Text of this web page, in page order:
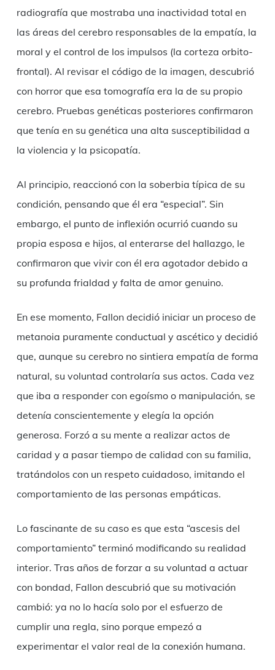
radiografía que mostraba una inactividad total en
las áreas del cerebro responsables de la empatía, la
moral y el control de los impulsos (la corteza orbito-
frontal). Al revisar el código de la imagen, descubrió
con horror que esa tomografía era la de su propio
cerebro. Pruebas genéticas posteriores confirmaron
que tenía en su genética una alta susceptibilidad a
la violencia y la psicopatía.
Al principio, reaccionó con la soberbia típica de su
condición, pensando que él era “especial”. Sin
embargo, el punto de inflexión ocurrió cuando su
propia esposa e hijos, al enterarse del hallazgo, le
confirmaron que vivir con él era agotador debido a
su profunda frialdad y falta de amor genuino.
En ese momento, Fallon decidió iniciar un proceso de
metanoia puramente conductual y ascético y decidió
que, aunque su cerebro no sintiera empatía de forma
natural, su voluntad controlaría sus actos. Cada vez
que iba a responder con egoísmo o manipulación, se
detenía conscientemente y elegía la opción
generosa. Forzó a su mente a realizar actos de
caridad y a pasar tiempo de calidad con su familia,
tratándolos con un respeto cuidadoso, imitando el
comportamiento de las personas empáticas.
Lo fascinante de su caso es que esta “ascesis del
comportamiento” terminó modificando su realidad
interior. Tras años de forzar a su voluntad a actuar
con bondad, Fallon descubrió que su motivación
cambió: ya no lo hacía solo por el esfuerzo de
cumplir una regla, sino porque empezó a
experimentar el valor real de la conexión humana.